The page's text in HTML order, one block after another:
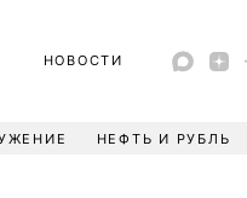
НОВОСТИ
НЕФТЬ И РУБЛЬ